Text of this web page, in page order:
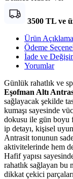
3500 TL ve
Ürün
Ödeme
İade ve
Yorumlar
Günlük rahatlık ve
Eşofman Altı
sağlayacak şekilde
kumaşı sayesinde
dokusu ile gün boyu
ip detayı, kişisel
Antrasit tonunun
aktivitelerinde hem
Hafif yapısı
rahatlık sağlayan bu
dikkat çekici